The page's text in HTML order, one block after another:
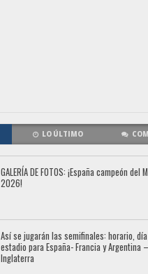
LO ÚLTIMO
GALERÍA DE FOTOS: ¡España campeón del
2026!
Así se jugarán las semifinales: horario,
estadio para España- Francia y Argentina –
Inglaterra